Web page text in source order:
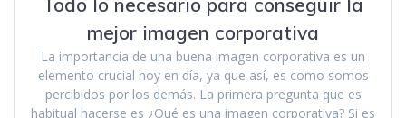
mejor imagen corporativa
La importancia de una buena imagen corporativa es un
elemento crucial hoy en día, ya que así, es como somos
percibidos por los demás. La primera pregunta que es
habitual hacerse es ¿Qué es una imagen corporativa? Si es